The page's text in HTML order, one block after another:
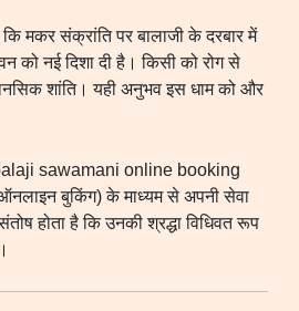
मकर संक्रांति पर बालाजी के दरबार में
को नई दिशा दी है। किसी को रोग से
शांति। यही अनुभव इस धाम को और
sawamani online booking
ऑनलाइन बुकिंग) के माध्यम से अपनी सेवा
होता है कि उनकी श्रद्धा विधिवत रूप